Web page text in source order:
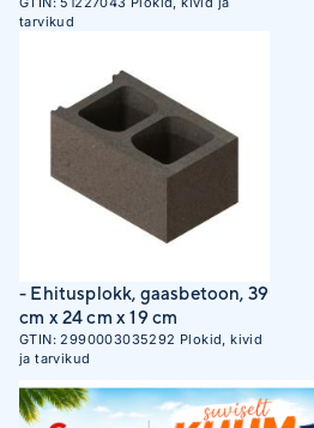
tarvikud
- Ehitusplokk, gaasbetoon, 39
cm x 24 cm x 19 cm
GTIN: 2990003035292 Plokid, kivid
ja tarvikud